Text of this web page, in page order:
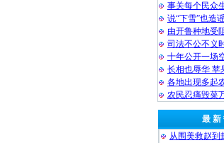
事关每个民众
说“下雪”也造
由开鲁种地受
司法不公不义
十年公开一场
长相也辱华 苹
各地出现多起
农民忍痛毁菜
最 新
从围美救赵到